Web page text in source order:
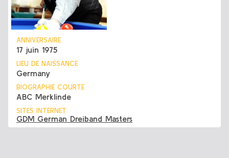
ANNIVERSAIRE
17 juin 1975
LIEU DE NAISSANCE
Germany
BIOGRAPHIE COURTE
ABC Merklinde
SITES INTERNET
GDM German Dreiband Masters